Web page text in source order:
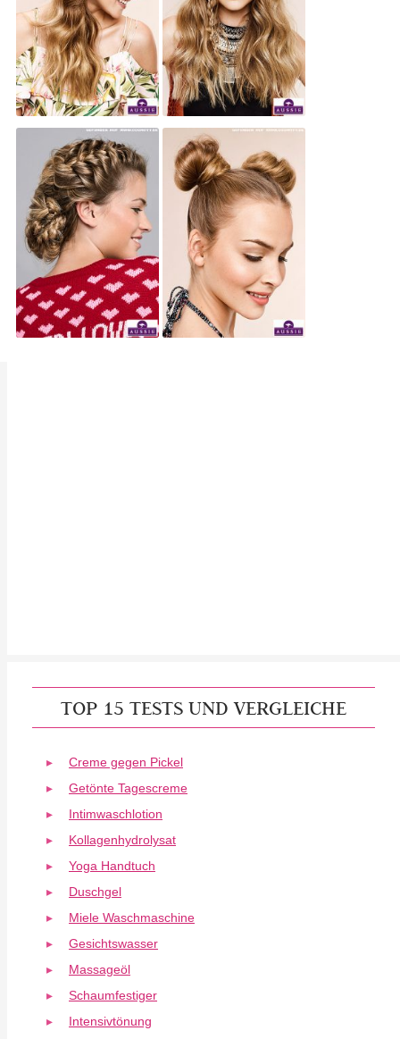
TOP 15 TESTS UND VERGLEICHE
Creme gegen Pickel
Getönte Tagescreme
Intimwaschlotion
Kollagenhydrolysat
Yoga Handtuch
Duschgel
Miele Waschmaschine
Gesichtswasser
Massageöl
Schaumfestiger
Intensivtönung